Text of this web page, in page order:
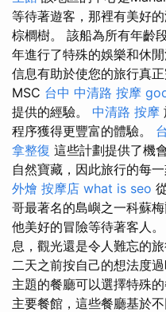
等待著遊客，那裡有美好
棕櫚樹。 該船為所有年齡
年進行了特殊的娛樂和休閒
信息有助於使您的旅行真
MSC 台中 中清路 按摩
提供的經驗。 中清路 按摩
程序獲得更豐富的體驗。
拿整復 這些計劃提供了機
自然寶藏，因此旅行的每
外燴 按摩店 what is seo
哥最著名的島嶼之一科蘇
他美好的冒險等待著客人。
息，觀光還是令人難忘的
二天之前按自己的想法度
主題的餐廳可以選擇特殊
主要餐館，這些餐廳基於